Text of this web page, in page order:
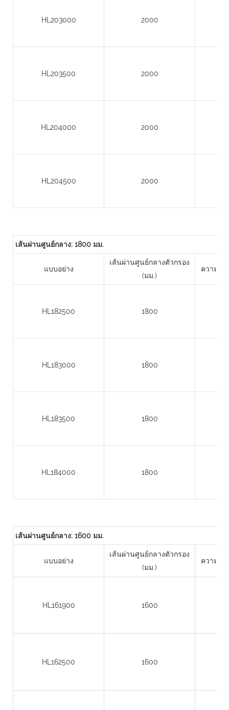
HL203000 2000
HL203500 2000
HL204000 2000
HL204500 2000
เส้นผ่านศูนย์กลาง: 1800 มม.
แบบอย่าง
เส้นผ่านศูนย์กลางตัวกรอง
(มม.)
ความสูง
HL182500 1800
HL183000 1800
HL183500 1800
HL184000 1800
เส้นผ่านศูนย์กลาง: 1600 มม.
แบบอย่าง
เส้นผ่านศูนย์กลางตัวกรอง
(มม.)
ความสูง
HL161900 1600
HL162500 1600